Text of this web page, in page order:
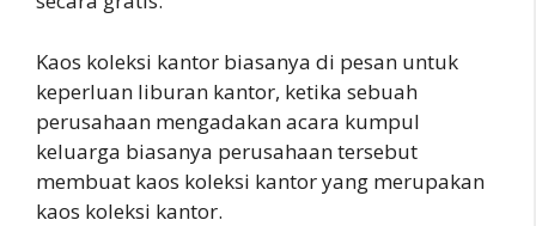
Kaos koleksi kantor biasanya di pesan untuk
keperluan liburan kantor, ketika sebuah
perusahaan mengadakan acara kumpul
keluarga biasanya perusahaan tersebut
membuat kaos koleksi kantor yang merupakan
kaos koleksi kantor.